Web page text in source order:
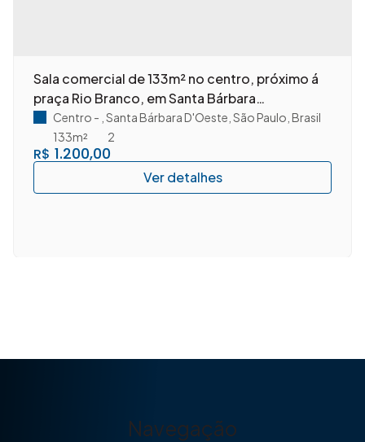
Sala comercial de 133m² no centro, próximo á
praça Rio Branco, em Santa Bárbara
D'Oeste/SP.
R$ 1.200,00
Centro Santa Bárbara D'Oeste São Paulo Brasil
2
133m²
Navegação